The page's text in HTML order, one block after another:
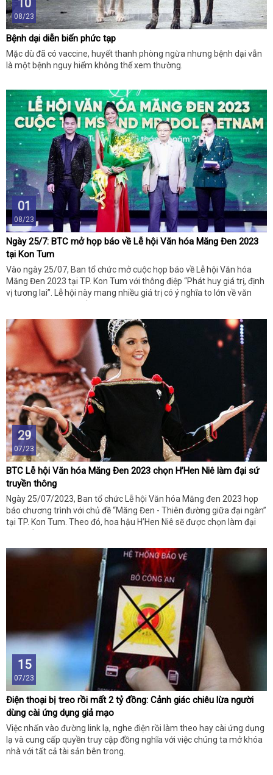
10
08/23
Bệnh dại diễn biến phức tạp
Mặc dù đã có vaccine, huyết thanh phòng ngừa nhưng bệnh dại vẫn
là một bệnh nguy hiểm không thể xem thường.
01
08/23
Ngày 25/7: BTC mở họp báo về Lễ hội Văn hóa Măng Đen 2023
tại Kon Tum
Vào ngày 25/07, Ban tổ chức mở cuộc họp báo về Lễ hội Văn hóa
Măng Đen 2023 tại TP. Kon Tum với thông điệp “Phát huy giá trị, định
vị tương lai”. Lễ hội này mang nhiều giá trị có ý nghĩa to lớn về văn
29
07/23
BTC Lễ hội Văn hóa Măng Đen 2023 chọn H’Hen Niê làm đại sứ
truyền thông
Ngày 25/07/2023, Ban tổ chức Lễ hội Văn hóa Măng đen 2023 họp
báo chương trình với chủ đề “Măng Đen - Thiên đường giữa đại ngàn”
tại TP. Kon Tum. Theo đó, hoa hậu H’Hen Niê sẽ được chọn làm đại
15
07/23
Điện thoại bị treo rồi mất 2 tỷ đồng: Cảnh giác chiêu lừa người
dùng cài ứng dụng giả mạo
Việc nhấn vào đường link lạ, nghe điện rồi làm theo hay cài ứng dụng
lạ và cung cấp quyền truy cập đồng nghĩa với việc chúng ta mở khóa
nhà với tất cả tài sản bên trong.